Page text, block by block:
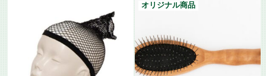
オリジナル商品